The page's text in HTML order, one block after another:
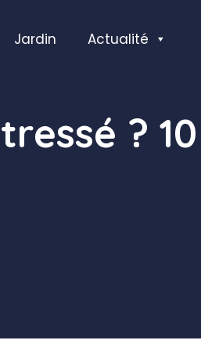
Jardin Actualité
? 10